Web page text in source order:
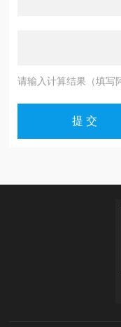
请输入计算结果（填写